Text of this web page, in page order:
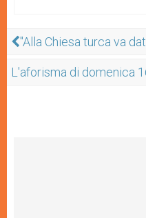
"Alla Chiesa turca va
L'aforisma di domenica